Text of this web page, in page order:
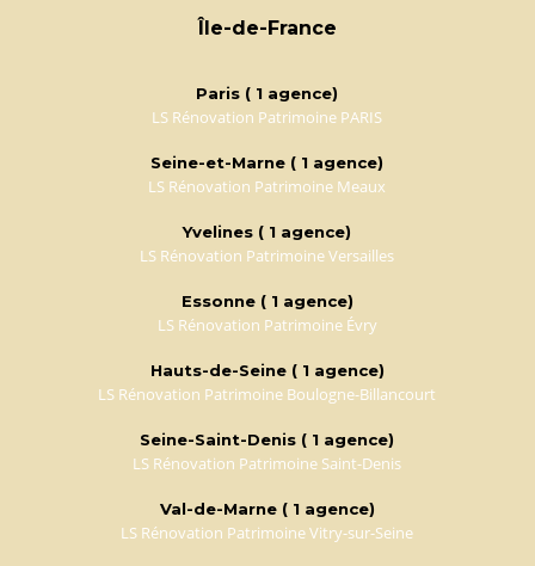
Île-de-France
Paris ( 1 agence)
LS Rénovation Patrimoine PARIS
Seine-et-Marne ( 1 agence)
LS Rénovation Patrimoine Meaux
Yvelines ( 1 agence)
LS Rénovation Patrimoine Versailles
Essonne ( 1 agence)
LS Rénovation Patrimoine Évry
Hauts-de-Seine ( 1 agence)
LS Rénovation Patrimoine Boulogne-Billancourt
Seine-Saint-Denis ( 1 agence)
LS Rénovation Patrimoine Saint-Denis
Val-de-Marne ( 1 agence)
LS Rénovation Patrimoine Vitry-sur-Seine